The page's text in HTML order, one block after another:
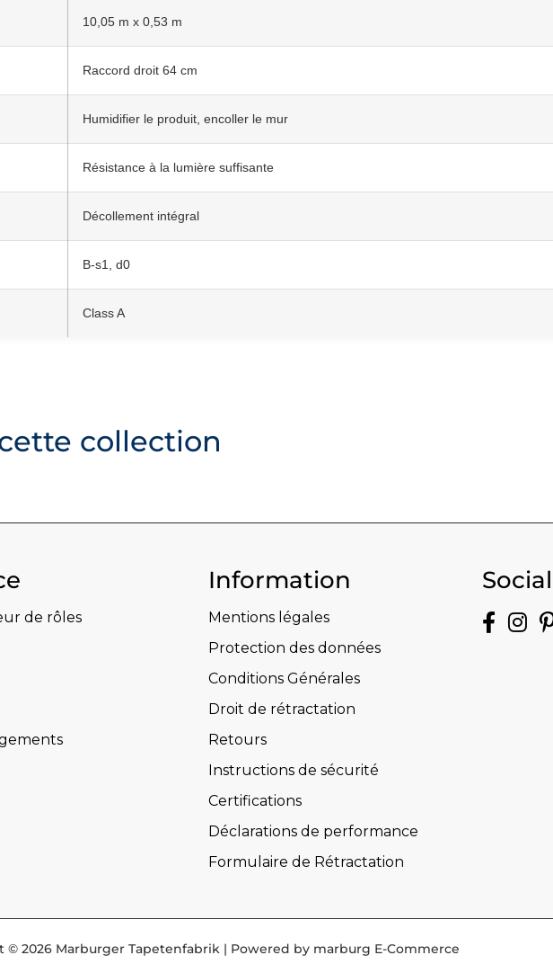
10,05 m x 0,53 m
Raccord droit 64 cm
Humidifier le produit, encoller le mur
Résistance à la lumière suffisante
Décollement intégral
B-s1, d0
Class A
collection
de rôles
Information
Mentions légales
Protection des données
Conditions Générales
Droit de rétractation
Retours
Instructions de sécurité
Certifications
Déclarations de performance
Formulaire de Rétractation
Social
© 2026 Marburger Tapetenfabrik | Powered by marburg E-Commerce